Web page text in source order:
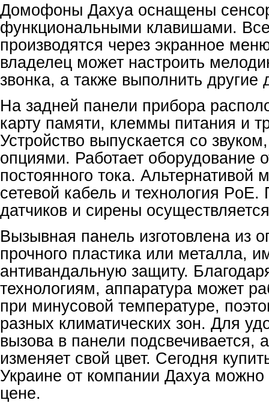
Домофоны Дахуа оснащены
функциональными клавишами.
производятся через экранное
владелец может настроить
звонка, а также выполнить другие
На задней панели прибора
карту памяти, клеммы питания и
Устройство выпускается со
опциями. Работает оборудование
постоянного тока. Альтернативой
сетевой кабель и технология
датчиков и сирены
Вызывная панель изготовлена из
прочного пластика или металла,
антивандальную защиту.
технологиям, аппаратура может
при минусовой температуре,
разных климатических зон. Для
вызова в панели подсвечивается,
изменяет свой цвет. Сегодня
Украине от компании Дахуа можно
цене.